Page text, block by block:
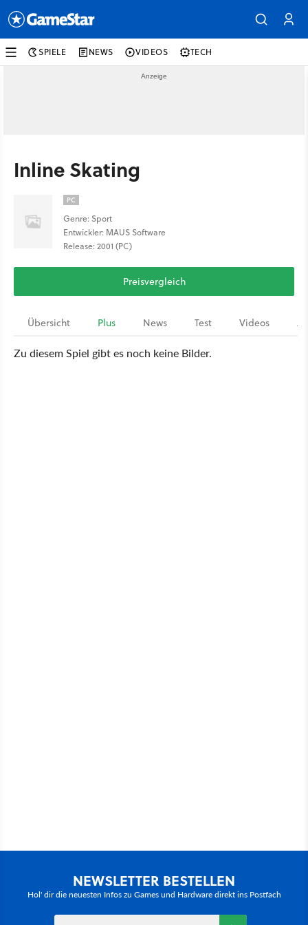
SPIELE NEWS VIDEOS TECH
Inline Skating
PC
Genre: Sport
Entwickler: MAUS Software
Release: 2001 (PC)
Preisvergleich
Übersicht Plus News Test Videos
Zu diesem Spiel gibt es noch keine Bilder.
NEWSLETTER BESTELLEN
Hol' dir die neuesten Infos zu Games und Hardware direkt ins Postfach